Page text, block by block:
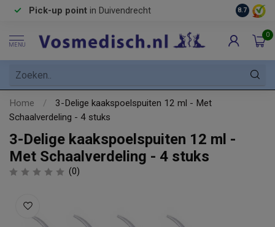
Pick-up point in Duivendrecht 8.7
MENU
0
Home /
3-Delige kaakspoelspuiten 12 ml - Met
Schaalverdeling - 4 stuks
3-Delige kaakspoelspuiten 12 ml -
Met Schaalverdeling - 4 stuks
(0)